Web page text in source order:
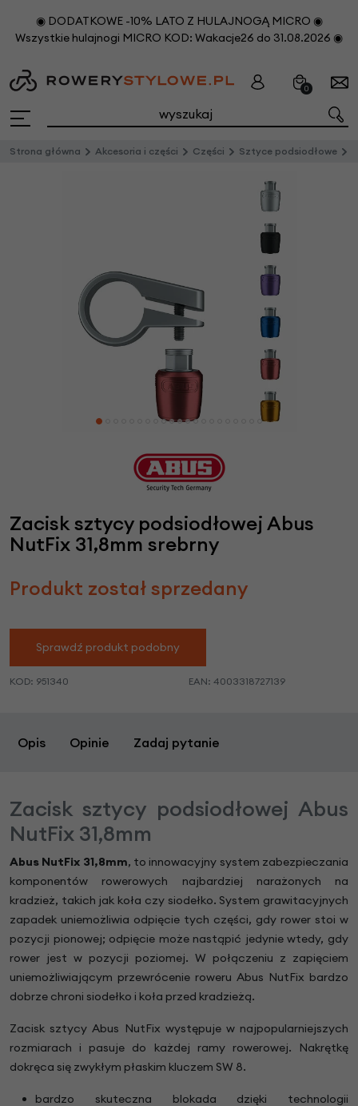
◉ DODATKOWE -10% LATO Z HULAJNOGĄ MICRO ◉
Wszystkie hulajnogi MICRO KOD: Wakacje26 do 31.08.2026 ◉
0
Strona główna Akcesoria i części Części Sztyce podsiodłowe
Zacisk sztycy podsiodłowej Abus
NutFix 31,8mm srebrny
Produkt został sprzedany
Sprawdź produkt podobny
KOD: 951340 EAN: 4003318727139
Opis Opinie Zadaj pytanie
Zacisk sztycy podsiodłowej Abus
NutFix 31,8mm
Abus NutFix 31,8mm, to innowacyjny system zabezpieczania
komponentów rowerowych najbardziej narażonych na
kradzież, takich jak koła czy siodełko. System grawitacyjnych
zapadek uniemożliwia odpięcie tych części, gdy rower stoi w
pozycji pionowej; odpięcie może nastąpić jedynie wtedy, gdy
rower jest w pozycji poziomej. W połączeniu z zapięciem
uniemożliwiającym przewrócenie roweru Abus NutFix bardzo
dobrze chroni siodełko i koła przed kradzieżą.
Zacisk sztycy Abus NutFix występuje w najpopularniejszych
rozmiarach i pasuje do każdej ramy rowerowej. Nakrętkę
dokręca się zwykłym płaskim kluczem SW 8.
bardzo skuteczna blokada dzięki technologii